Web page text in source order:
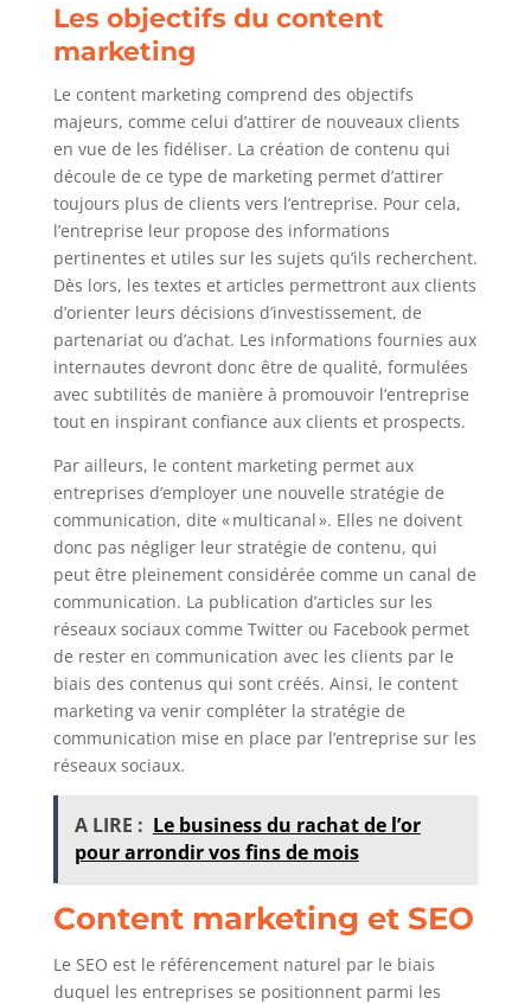
Les objectifs du content
marketing
Le content marketing comprend des objectifs
majeurs, comme celui d’attirer de nouveaux clients
en vue de les fidéliser. La création de contenu qui
découle de ce type de marketing permet d’attirer
toujours plus de clients vers l’entreprise. Pour cela,
l’entreprise leur propose des informations
pertinentes et utiles sur les sujets qu’ils recherchent.
Dès lors, les textes et articles permettront aux clients
d’orienter leurs décisions d’investissement, de
partenariat ou d’achat. Les informations fournies aux
internautes devront donc être de qualité, formulées
avec subtilités de manière à promouvoir l’entreprise
tout en inspirant confiance aux clients et prospects.
Par ailleurs, le content marketing permet aux
entreprises d’employer une nouvelle stratégie de
communication, dite « multicanal ». Elles ne doivent
donc pas négliger leur stratégie de contenu, qui
peut être pleinement considérée comme un canal de
communication. La publication d’articles sur les
réseaux sociaux comme Twitter ou Facebook permet
de rester en communication avec les clients par le
biais des contenus qui sont créés. Ainsi, le content
marketing va venir compléter la stratégie de
communication mise en place par l’entreprise sur les
réseaux sociaux.
A LIRE : Le business du rachat de l’or
pour arrondir vos fins de mois
Content marketing et SEO
Le SEO est le référencement naturel par le biais
duquel les entreprises se positionnent parmi les